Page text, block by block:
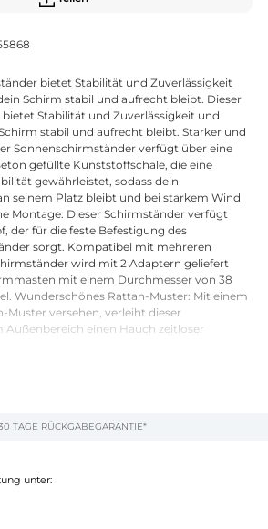
bietet Stabilität und Zuverlässigkeit
Schirm stabil und aufrecht bleibt. Dieser
Stabilität und Zuverlässigkeit und
stabil und aufrecht bleibt. Starker und
Sonnenschirmständer verfügt über eine
gefüllte Kunststoffschale, die eine
gewährleistet, sodass dein
seinem Platz bleibt und bei starkem Wind
Montage: Dieser Schirmständer verfügt
der für die feste Befestigung des
sorgt. Kompatibel mit mehreren
wird mit 2 Adaptern geliefert
mit einem Durchmesser von 38
Wunderschönes Rattan-Muster: Mit einem
Muster versehen, verleiht dieser
Außenbereich einen Hauch zeitloser
35,5 cm (Durchmesser x H)
38/48 mm
TAGE RÜCKGABEGARANTIE*
unter: